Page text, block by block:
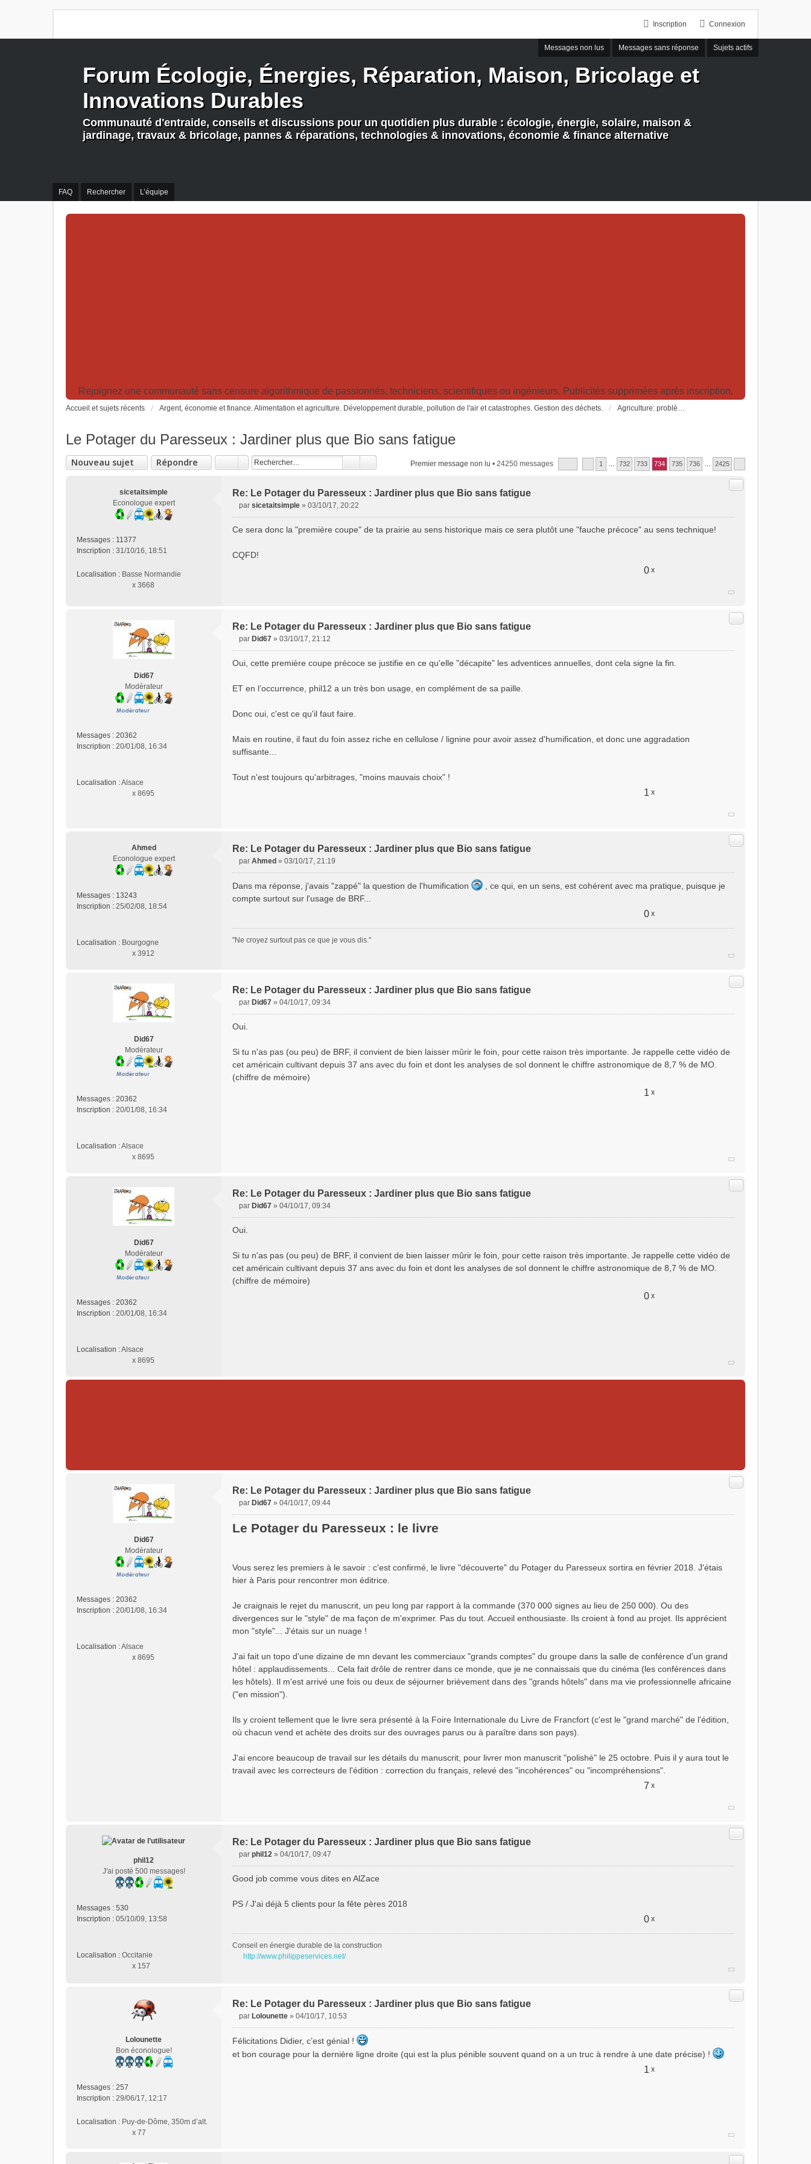
Connexion
Inscription
Messages non lus Messages sans réponse Sujets actifs
FAQ Rechercher L’équipe
Forum Écologie, Énergies, Réparation, Maison, Bricolage et
Innovations Durables
Communauté d'entraide, conseils et discussions pour un quotidien plus durable : écologie, énergie, solaire, maison &
jardinage, travaux & bricolage, pannes & réparations, technologies & innovations, économie & finance alternative
Rejoignez une communauté sans censure algorithmique de passionnés, techniciens, scientifiques ou ingénieurs. Publicités supprimées après inscription.
Accueil et sujets récents Argent, économie et finance. Alimentation et agriculture. Développement durable, pollution de l'air et catastrophes. Gestion des déchets. Agriculture: problèmes et pollutions, nouvelles techniques et solutions
Le Potager du Paresseux : Jardiner plus que Bio sans fatigue
Nouveau sujet Répondre Premier message non lu • 24250 messages 1 732 733 734 735 736 2425
sicetaitsimple
Econologue expert
Messages : 11377
Inscription : 31/10/16, 18:51
Localisation : Basse Normandie
x 3668
Re: Le Potager du Paresseux : Jardiner plus que Bio sans fatigue
Citer
s
a
par sicetaitsimple » 03/10/17, 20:22
Ce sera donc la "première coupe" de ta prairie au sens historique mais ce sera plutôt une "fauche précoce" au sens technique!
CQFD!
0 x
Did67
Modérateur
Messages : 20362
Inscription : 20/01/08, 16:34
Localisation :Alsace
x 8695
Re: Le Potager du Paresseux : Jardiner plus que Bio sans fatigue
Citer
s
a
e
n
l
par Did67 » 03/10/17, 21:12
Oui, cette première coupe précoce se justifie en ce qu'elle "décapite" les adventices annuelles, dont cela signe la fin.
ET en l’occurrence, phil12 a un très bon usage, en complément de sa paille.
Donc oui, c'est ce qu'il faut faire.
Mais en routine, il faut du foin assez riche en cellulose / lignine pour avoir assez d'humification, et donc une aggradation
suffisante...
Tout n'est toujours qu'arbitrages, "moins mauvais choix" !
1 x
Ahmed
Econologue expert
Messages : 13243
Inscription : 25/02/08, 18:54
Localisation : Bourgogne
x 3912
Re: Le Potager du Paresseux : Jardiner plus que Bio sans fatigue
Citer
s
s
n
u
par Ahmed » 03/10/17, 21:19
Dans ma réponse, j'avais "zappé" la question de l'humification
, ce qui, en un sens, est cohérent avec ma pratique, puisque je
compte surtout sur l'usage de BRF...
0 x
"Ne croyez surtout pas ce que je vous dis."
Did67
Modérateur
Messages : 20362
Inscription : 20/01/08, 16:34
Localisation :Alsace
x 8695
Re: Le Potager du Paresseux : Jardiner plus que Bio sans fatigue
Citer
s
a
g
e
par Did67 » 04/10/17, 09:34
Oui.
Si tu n'as pas (ou peu) de BRF, il convient de bien laisser mûrir le foin, pour cette raison très importante. Je rappelle cette vidéo de
cet américain cultivant depuis 37 ans avec du foin et dont les analyses de sol donnent le chiffre astronomique de 8,7 % de MO.
(chiffre de mémoire)
1 x
Did67
Modérateur
Messages : 20362
Inscription : 20/01/08, 16:34
Localisation :Alsace
x 8695
Re: Le Potager du Paresseux : Jardiner plus que Bio sans fatigue
Citer
s
a
g
e
par Did67 » 04/10/17, 09:34
Oui.
Si tu n'as pas (ou peu) de BRF, il convient de bien laisser mûrir le foin, pour cette raison très importante. Je rappelle cette vidéo de
cet américain cultivant depuis 37 ans avec du foin et dont les analyses de sol donnent le chiffre astronomique de 8,7 % de MO.
(chiffre de mémoire)
0 x
Did67
Modérateur
Messages : 20362
Inscription : 20/01/08, 16:34
Localisation :Alsace
x 8695
Re: Le Potager du Paresseux : Jardiner plus que Bio sans fatigue
Citer
s
g
n
l
u
par Did67 » 04/10/17, 09:44
Le Potager du Paresseux : le livre
Vous serez les premiers à le savoir : c'est confirmé, le livre "découverte" du Potager du Paresseux sortira en février 2018. J'étais
hier à Paris pour rencontrer mon éditrice.
Je craignais le rejet du manuscrit, un peu long par rapport à la commande (370 000 signes au lieu de 250 000). Ou des
divergences sur le "style" de ma façon de m'exprimer. Pas du tout. Accueil enthousiaste. Ils croient à fond au projet. Ils apprécient
mon "style"... J'étais sur un nuage !
J'ai fait un topo d'une dizaine de mn devant les commerciaux "grands comptes" du groupe dans la salle de conférence d'un grand
hôtel : applaudissements... Cela fait drôle de rentrer dans ce monde, que je ne connaissais que du cinéma (les conférences dans
les hôtels). Il m'est arrivé une fois ou deux de séjourner brièvement dans des "grands hôtels" dans ma vie professionnelle africaine
("en mission").
Ils y croient tellement que le livre sera présenté à la Foire Internationale du Livre de Francfort (c'est le "grand marché" de l'édition,
où chacun vend et achète des droits sur des ouvrages parus ou à paraître dans son pays).
J'ai encore beaucoup de travail sur les détails du manuscrit, pour livrer mon manuscrit "polishé" le 25 octobre. Puis il y aura tout le
travail avec les correcteurs de l'édition : correction du français, relevé des "incohérences" ou "incompréhensions".
7 x
phil12
J'ai posté 500 messages!
Messages : 530
Inscription : 05/10/09, 13:58
Localisation : Occitanie
x 157
Re: Le Potager du Paresseux : Jardiner plus que Bio sans fatigue
Citer
s
a
o
par phil12 » 04/10/17, 09:47
Good job comme vous dites en AlZace
PS / J'ai déjà 5 clients pour la fête pères 2018
0 x
Conseil en énergie durable de la construction
http://www.philippeservices.net/
Lolounette
Bon éconologue!
Messages : 257
Inscription : 29/06/17, 12:17
Localisation : Puy-de-Dôme, 350m d’alt.
x 77
Re: Le Potager du Paresseux : Jardiner plus que Bio sans fatigue
Citer
s
s
par Lolounette » 04/10/17, 10:53
Félicitations Didier, c’est génial !
et bon courage pour la dernière ligne droite (qui est la plus pénible souvent quand on a un truc à rendre à une date précise) !
1 x
Citer